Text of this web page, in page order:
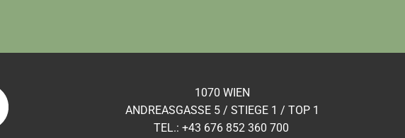
1070 WIEN
ANDREASGASSE 5 / STIEGE 1 / TOP 1
TEL.: +43 ​676 852 360 700